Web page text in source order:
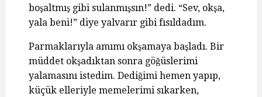
boşaltmış gibi sulanmışsın!” dedi. “Sev, okşa,
yala beni!” diye yalvarır gibi fısıldadım.
Parmaklarıyla amımı okşamaya başladı. Bir
müddet okşadıktan sonra göğüslerimi
yalamasını istedim. Dediğimi hemen yapıp,
küçük elleriyle memelerimi sıkarken,